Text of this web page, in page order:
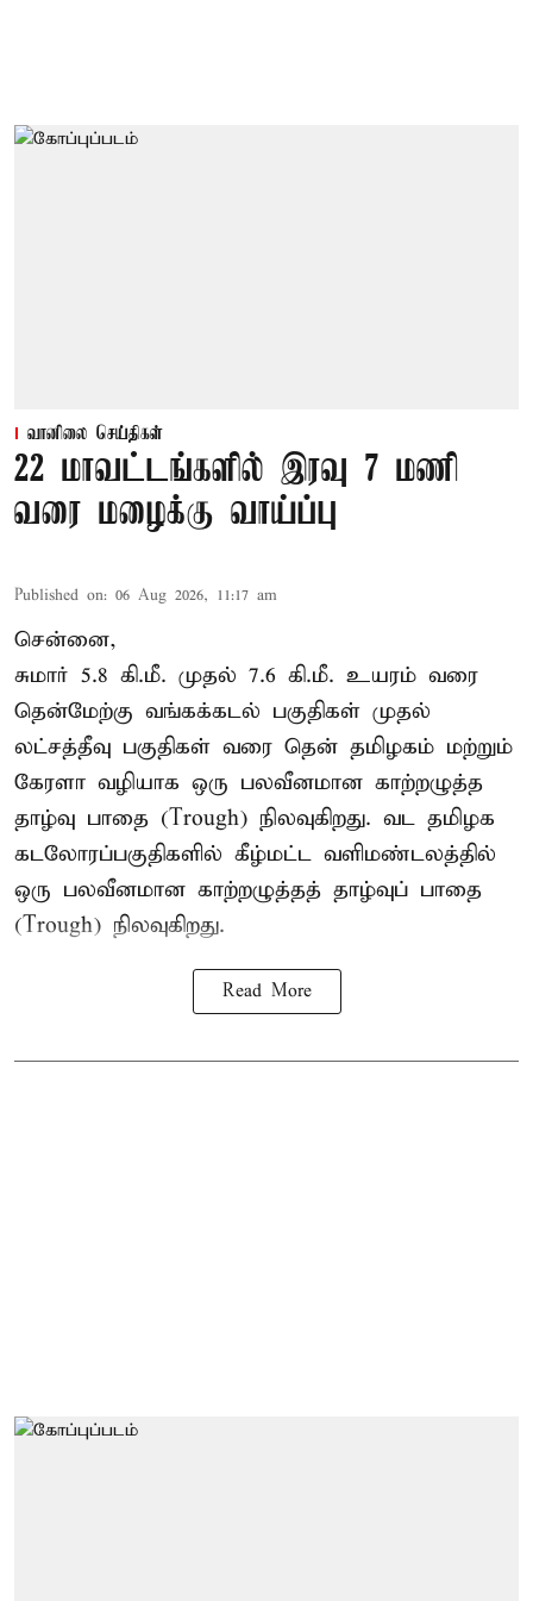
வானிலை செய்திகள்
22 மாவட்டங்களில் இரவு 7 மணி
வரை மழைக்கு வாய்ப்பு
Published on: 06 Aug 2026, 11:17 am
சென்னை,
சுமார் 5.8 கி.மீ. முதல் 7.6 கி.மீ. உயரம் வரை
தென்மேற்கு வங்கக்கடல் பகுதிகள் முதல்
லட்சத்தீவு பகுதிகள் வரை தென் தமிழகம் மற்றும்
கேரளா வழியாக ஒரு பலவீனமான காற்றழுத்த
தாழ்வு பாதை (Trough) நிலவுகிறது. வட தமிழக
கடலோரப்பகுதிகளில் கீழ்மட்ட வளிமண்டலத்தில்
ஒரு பலவீனமான காற்றழுத்தத் தாழ்வுப் பாதை
(Trough) நிலவுகிறது.
Read More